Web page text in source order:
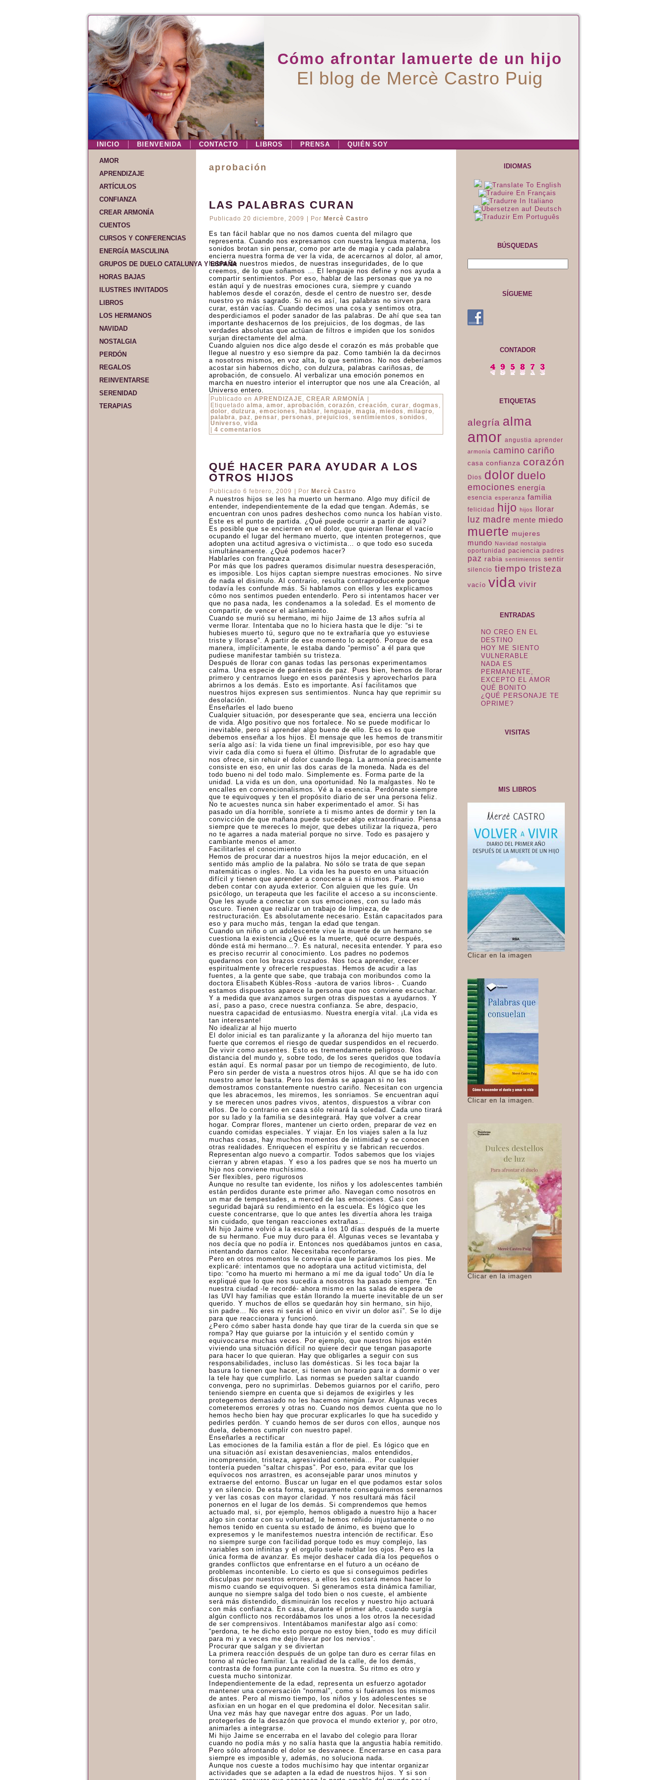
Cómo afrontar lamuerte de un hijo
El blog de Mercè Castro Puig
INICIO BIENVENIDA CONTACTO LIBROS PRENSA QUIÉN SOY
AMOR
APRENDIZAJE
ARTÍCULOS
CONFIANZA
CREAR ARMONÍA
CUENTOS
CURSOS Y CONFERENCIAS
ENERGÍA MASCULINA
GRUPOS DE DUELO CATALUNYA Y ESPAÑA
HORAS BAJAS
ILUSTRES INVITADOS
LIBROS
LOS HERMANOS
NAVIDAD
NOSTALGIA
PERDÓN
REGALOS
REINVENTARSE
SERENIDAD
TERAPIAS
aprobación
LAS PALABRAS CURAN
Publicado 20 diciembre, 2009 Por Mercè Castro
Es tan fácil hablar que no nos damos cuenta del milagro que
representa. Cuando nos expresamos con nuestra lengua materna, los
sonidos brotan sin pensar, como por arte de magia y cada palabra
encierra nuestra forma de ver la vida, de acercarnos al dolor, al amor,
habla de nuestros miedos, de nuestras inseguridades, de lo que
creemos, de lo que soñamos … El lenguaje nos define y nos ayuda a
compartir sentimientos. Por eso, hablar de las personas que ya no
están aquí y de nuestras emociones cura, siempre y cuando
hablemos desde el corazón, desde el centro de nuestro ser, desde
nuestro yo más sagrado. Si no es así, las palabras no sirven para
curar, están vacías. Cuando decimos una cosa y sentimos otra,
desperdiciamos el poder sanador de las palabras. De ahí que sea tan
importante deshacernos de los prejuicios, de los dogmas, de las
verdades absolutas que actúan de filtros e impiden que los sonidos
surjan directamente del alma.
Cuando alguien nos dice algo desde el corazón es más probable que
llegue al nuestro y eso siempre da paz. Como también la da decirnos
a nosotros mismos, en voz alta, lo que sentimos. No nos deberíamos
acostar sin habernos dicho, con dulzura, palabras cariñosas, de
aprobación, de consuelo. Al verbalizar una emoción ponemos en
marcha en nuestro interior el interruptor que nos une ala Creación, al
Universo entero.
Publicado en APRENDIZAJE, CREAR ARMONÍA
Etiquetado alma, amor, aprobación, corazón, creación, curar, dogmas ,
dolor, dulzura, emociones , hablar, lenguaje, magia, miedos , milagro,
palabra, paz, pensar, personas , prejuicios , sentimientos , sonidos ,
Universo, vida
4 comentarios
QUÉ HACER PARA AYUDAR A LOS
OTROS HIJOS
Publicado 6 febrero, 2009 Por Mercè Castro
A nuestros hijos se les ha muerto un hermano. Algo muy difícil de
entender, independientemente de la edad que tengan. Además, se
encuentran con unos padres deshechos como nunca los habían visto.
Este es el punto de partida. ¿Qué puede ocurrir a partir de aquí?
Es posible que se encierren en el dolor, que quieran llenar el vacío
ocupando el lugar del hermano muerto, que intenten protegernos, que
adopten una actitud agresiva o victimista… o que todo eso suceda
simultáneamente. ¿Qué podemos hacer?
Hablarles con franqueza
Por más que los padres queramos disimular nuestra desesperación,
es imposible. Los hijos captan siempre nuestras emociones. No sirve
de nada el disimulo. Al contrario, resulta contraproducente porque
todavía les confunde más. Si hablamos con ellos y les explicamos
cómo nos sentimos pueden entenderlo. Pero si intentamos hacer ver
que no pasa nada, les condenamos a la soledad. Es el momento de
compartir, de vencer el aislamiento.
Cuando se murió su hermano, mi hijo Jaime de 13 años sufría al
verme llorar. Intentaba que no lo hiciera hasta que le dije: “si te
hubieses muerto tú, seguro que no te extrañaría que yo estuviese
triste y llorase”. A partir de ese momento lo aceptó. Porque de esa
manera, implícitamente, le estaba dando “permiso” a él para que
pudiese manifestar también su tristeza.
Después de llorar con ganas todas las personas experimentamos
calma. Una especie de paréntesis de paz. Pues bien, hemos de llorar
primero y centrarnos luego en esos paréntesis y aprovecharlos para
abrirnos a los demás. Esto es importante. Así facilitamos que
nuestros hijos expresen sus sentimientos. Nunca hay que reprimir su
desolación.
Enseñarles el lado bueno
Cualquier situación, por desesperante que sea, encierra una lección
de vida. Algo positivo que nos fortalece. No se puede modificar lo
inevitable, pero sí aprender algo bueno de ello. Eso es lo que
debemos enseñar a los hijos. El mensaje que les hemos de transmitir
sería algo así: la vida tiene un final imprevisible, por eso hay que
vivir cada día como si fuera el último. Disfrutar de lo agradable que
nos ofrece, sin rehuir el dolor cuando llega. La armonía precisamente
consiste en eso, en unir las dos caras de la moneda. Nada es del
todo bueno ni del todo malo. Simplemente es. Forma parte de la
unidad. La vida es un don, una oportunidad. No la malgastes. No te
encalles en convencionalismos. Vé a la esencia. Perdónate siempre
que te equivoques y ten el propósito diario de ser una persona feliz.
No te acuestes nunca sin haber experimentado el amor. Si has
pasado un día horrible, sonríete a ti mismo antes de dormir y ten la
convicción de que mañana puede suceder algo extraordinario. Piensa
siempre que te mereces lo mejor, que debes utilizar la riqueza, pero
no te agarres a nada material porque no sirve. Todo es pasajero y
cambiante menos el amor.
Facilitarles el conocimiento
Hemos de procurar dar a nuestros hijos la mejor educación, en el
sentido más amplio de la palabra. No sólo se trata de que sepan
matemáticas o ingles. No. La vida les ha puesto en una situación
difícil y tienen que aprender a conocerse a sí mismos. Para eso
deben contar con ayuda exterior. Con alguien que les guíe. Un
psicólogo, un terapeuta que les facilite el acceso a su inconsciente.
Que les ayude a conectar con sus emociones, con su lado más
oscuro. Tienen que realizar un trabajo de limpieza, de
restructuración. Es absolutamente necesario. Están capacitados para
eso y para mucho más, tengan la edad que tengan.
Cuando un niño o un adolescente vive la muerte de un hermano se
cuestiona la existencia ¿Qué es la muerte, qué ocurre después,
dónde está mi hermano…?. Es natural, necesita entender. Y para eso
es preciso recurrir al conocimiento. Los padres no podemos
quedarnos con los brazos cruzados. Nos toca aprender, crecer
espiritualmente y ofrecerle respuestas. Hemos de acudir a las
fuentes, a la gente que sabe, que trabaja con moribundos como la
doctora Elisabeth Kübles-Ross -autora de varios libros- . Cuando
estamos dispuestos aparece la persona que nos conviene escuchar.
Y a medida que avanzamos surgen otras dispuestas a ayudarnos. Y
así, paso a paso, crece nuestra confianza. Se abre, despacio,
nuestra capacidad de entusiasmo. Nuestra energía vital. ¡La vida es
tan interesante!
No idealizar al hijo muerto
El dolor inicial es tan paralizante y la añoranza del hijo muerto tan
fuerte que corremos el riesgo de quedar suspendidos en el recuerdo.
De vivir como ausentes. Esto es tremendamente peligroso. Nos
distancia del mundo y, sobre todo, de los seres queridos que todavía
están aquí. Es normal pasar por un tiempo de recogimiento, de luto.
Pero sin perder de vista a nuestros otros hijos. Al que se ha ido con
nuestro amor le basta. Pero los demás se apagan si no les
demostramos constantemente nuestro cariño. Necesitan con urgencia
que les abracemos, les miremos, les sonriamos. Se encuentran aquí
y se merecen unos padres vivos, atentos, dispuestos a vibrar con
ellos. De lo contrario en casa sólo reinará la soledad. Cada uno tirará
por su lado y la familia se desintegrará. Hay que volver a crear
hogar. Comprar flores, mantener un cierto orden, preparar de vez en
cuando comidas especiales. Y viajar. En los viajes salen a la luz
muchas cosas, hay muchos momentos de intimidad y se conocen
otras realidades. Enriquecen el espíritu y se fabrican recuerdos.
Representan algo nuevo a compartir. Todos sabemos que los viajes
cierran y abren etapas. Y eso a los padres que se nos ha muerto un
hijo nos conviene muchísimo.
Ser flexibles, pero rigurosos
Aunque no resulte tan evidente, los niños y los adolescentes también
están perdidos durante este primer año. Navegan como nosotros en
un mar de tempestades, a merced de las emociones. Casi con
seguridad bajará su rendimiento en la escuela. Es lógico que les
cueste concentrarse, que lo que antes les divertía ahora les traiga
sin cuidado, que tengan reacciones extrañas…
Mi hijo Jaime volvió a la escuela a los 10 días después de la muerte
de su hermano. Fue muy duro para él. Algunas veces se levantaba y
nos decía que no podía ir. Entonces nos quedábamos juntos en casa,
intentando darnos calor. Necesitaba reconfortarse.
Pero en otros momentos le convenía que le paráramos los pies. Me
explicaré: intentamos que no adoptara una actitud victimista, del
tipo: “como ha muerto mi hermano a mí me da igual todo” Un día le
expliqué que lo que nos sucedía a nosotros ha pasado siempre. “En
nuestra ciudad -le recordé- ahora mismo en las salas de espera de
las UVI hay familias que están llorando la muerte inevitable de un ser
querido. Y muchos de ellos se quedarán hoy sin hermano, sin hijo,
sin padre… No eres ni serás el único en vivir un dolor así”. Se lo dije
para que reaccionara y funcionó.
¿Pero cómo saber hasta donde hay que tirar de la cuerda sin que se
rompa? Hay que guiarse por la intuición y el sentido común y
equivocarse muchas veces. Por ejemplo, que nuestros hijos estén
viviendo una situación difícil no quiere decir que tengan pasaporte
para hacer lo que quieran. Hay que obligarles a seguir con sus
responsabilidades, incluso las domésticas. Si les toca bajar la
basura lo tienen que hacer, si tienen un horario para ir a dormir o ver
la tele hay que cumplirlo. Las normas se pueden saltar cuando
convenga, pero no suprimirlas. Debemos guiarnos por el cariño, pero
teniendo siempre en cuenta que si dejamos de exigirles y les
protegemos demasiado no les hacemos ningún favor. Algunas veces
cometeremos errores y otras no. Cuando nos demos cuenta que no lo
hemos hecho bien hay que procurar explicarles lo que ha sucedido y
pedirles perdón. Y cuando hemos de ser duros con ellos, aunque nos
duela, debemos cumplir con nuestro papel.
Enseñarles a rectificar
Las emociones de la familia están a flor de piel. Es lógico que en
una situación así existan desaveniencias, malos entendidos,
incomprensión, tristeza, agresividad contenida… Por cualquier
tontería pueden “saltar chispas”. Por eso, para evitar que los
equívocos nos arrastren, es aconsejable parar unos minutos y
extraerse del entorno. Buscar un lugar en el que podamos estar solos
y en silencio. De esta forma, seguramente conseguiremos serenarnos
y ver las cosas con mayor claridad. Y nos resultará más fácil
ponernos en el lugar de los demás. Si comprendemos que hemos
actuado mal, si, por ejemplo, hemos obligado a nuestro hijo a hacer
algo sin contar con su voluntad, le hemos reñido injustamente o no
hemos tenido en cuenta su estado de ánimo, es bueno que lo
expresemos y le manifestemos nuestra intención de rectificar. Eso
no siempre surge con facilidad porque todo es muy complejo, las
variables son infinitas y el orgullo suele nublar los ojos. Pero es la
única forma de avanzar. Es mejor deshacer cada día los pequeños o
grandes conflictos que enfrentarse en el futuro a un océano de
problemas incontenible. Lo cierto es que si conseguimos pedirles
disculpas por nuestros errores, a ellos les costará menos hacer lo
mismo cuando se equivoquen. Si generamos esta dinámica familiar,
aunque no siempre salga del todo bien o nos cueste, el ambiente
será más distendido, disminuirán los recelos y nuestro hijo actuará
con más confianza. En casa, durante el primer año, cuando surgía
algún conflicto nos recordábamos los unos a los otros la necesidad
de ser comprensivos. Intentábamos manifestar algo así como:
“perdona, te he dicho esto porque no estoy bien, todo es muy difícil
para mi y a veces me dejo llevar por los nervios”.
Procurar que salgan y se diviertan
La primera reacción después de un golpe tan duro es cerrar filas en
torno al núcleo familiar. La realidad de la calle, de los demás,
contrasta de forma punzante con la nuestra. Su ritmo es otro y
cuesta mucho sintonizar.
Independientemente de la edad, representa un esfuerzo agotador
mantener una conversación “normal”, como si fuéramos los mismos
de antes. Pero al mismo tiempo, los niños y los adolescentes se
asfixian en un hogar en el que predomina el dolor. Necesitan salir.
Una vez más hay que navegar entre dos aguas. Por un lado,
protegerles de la desazón que provoca el mundo exterior y, por otro,
animarles a integrarse.
Mi hijo Jaime se encerraba en el lavabo del colegio para llorar
cuando no podía más y no salía hasta que la angustia había remitido.
Pero sólo afrontando el dolor se desvanece. Encerrarse en casa para
siempre es imposible y, además, no soluciona nada.
Aunque nos cueste a todos muchísimo hay que intentar organizar
actividades que se adapten a la edad de nuestros hijos. Y si son
IDIOMAS
BÚSQUEDAS
SÍGUEME
CONTADOR
ETIQUETAS
alegría alma
amor angustia aprender
armonía camino cariño
casa confianza corazón
Dios dolor duelo
emociones energía
esencia esperanza familia
felicidad hijo hijos llorar
luz madre mente miedo
muerte mujeres
mundo Navidad nostalgia
oportunidad
paciencia padres
paz rabia sentimientos sentir
silencio tiempo tristeza
vacío vida vivir
ENTRADAS
NO CREO EN EL
DESTINO
HOY ME SIENTO
VULNERABLE
NADA ES
PERMANENTE,
EXCEPTO EL AMOR
QUÉ BONITO
¿QUÉ PERSONAJE TE
OPRIME?
VISITAS
MIS LIBROS
Clicar en la imagen
Clicar en la imagen.
Clicar en la imagen